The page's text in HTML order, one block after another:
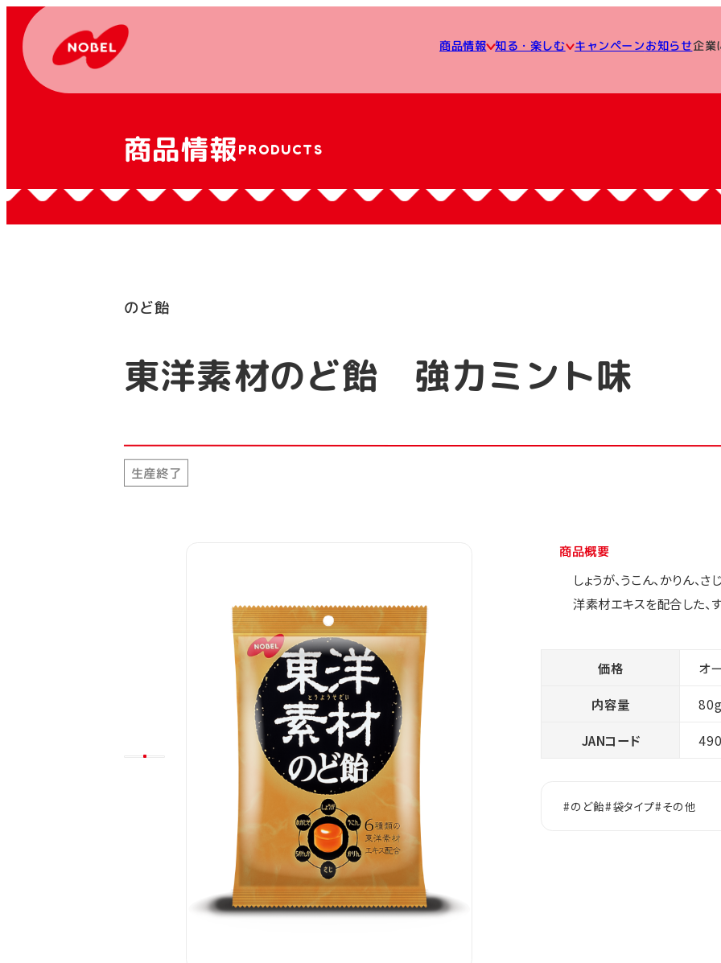
商品情報 知る・楽しむ キャンペーンお知らせ企業
商品情報PRODUCTS
のど飴
東洋素材のど飴 強力ミント味
生産終了
商品概要
しょうが、うこん、かりん、
洋素材エキスを配合した、
価格 オ
内容量 80g
JANコード
#のど飴#袋タイプ#その他